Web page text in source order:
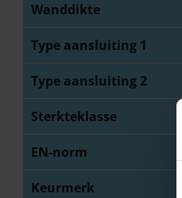
Wanddikte
Type aansluiting 1
Type aansluiting 2
Sterkteklasse
EN-norm
Keurmerk